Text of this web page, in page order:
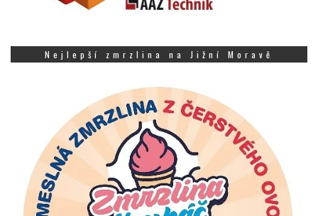
Nejlepší zmrzlina na Jižní Moravě